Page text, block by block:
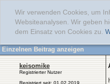
Wir verwenden Cookies, um
Websiteanalysen. Wir geben
dem Einsatz von Cookies zu.
Einzelnen Beitrag anzeigen
keisomike
Registrierter Nutzer
Registriert seit: 01.02.2019